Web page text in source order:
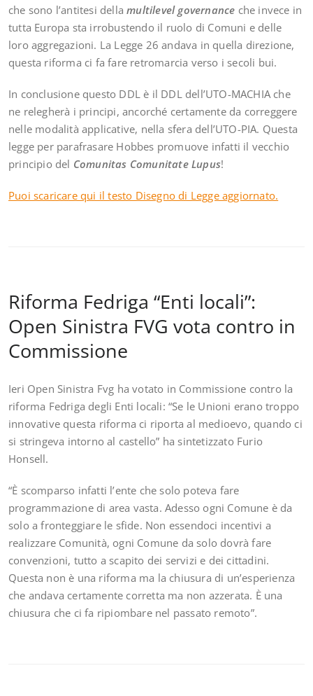
che sono l’antitesi dellamultilevel governance che invece in
tutta Europa sta irrobustendo il ruolo di Comuni e delle
loro aggregazioni. La Legge 26 andava in quella direzione,
questa riforma ci fa fare retromarcia verso i secoli bui.
In conclusione questo DDL è il DDL dell’UTO-MACHIA che
ne relegherà i principi, ancorché certamente da correggere
nelle modalità applicative, nella sfera dell’UTO-PIA. Questa
legge per parafrasare Hobbes promuove infatti il vecchio
principio del Comunitas Comunitate Lupus!
Puoi scaricare qui il testo Disegno di Legge aggiornato.
Riforma Fedriga “Enti locali”:
Open Sinistra FVG vota contro in
Commissione
Ieri Open Sinistra Fvg ha votato in Commissione contro la
riforma Fedriga degli Enti locali: “Se le Unioni erano troppo
innovative questa riforma ci riporta al medioevo, quando ci
si stringeva intorno al castello” ha sintetizzato Furio
Honsell.
“È scomparso infatti l’ente che solo poteva fare
programmazione di area vasta. Adesso ogni Comune è da
solo a fronteggiare le sfide. Non essendoci incentivi a
realizzare Comunità, ogni Comune da solo dovrà fare
convenzioni, tutto a scapito dei servizi e dei cittadini.
Questa non è una riforma ma la chiusura di un’esperienza
che andava certamente corretta ma non azzerata. È una
chiusura che ci fa ripiombare nel passato remoto”.